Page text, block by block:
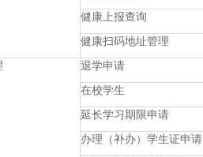
健康上报查询
健康扫码地址管理
退学申请
在校学生
延长学习期限申请
办理（补办）学生证申请